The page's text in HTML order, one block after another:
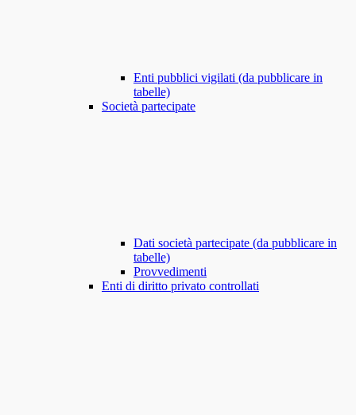
Enti pubblici vigilati (da pubblicare in
tabelle)
Società partecipate
Dati società partecipate (da pubblicare in
tabelle)
Provvedimenti
Enti di diritto privato controllati